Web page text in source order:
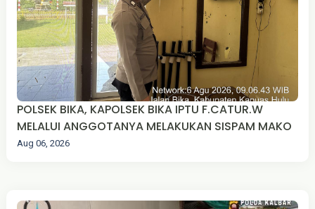
POLSEK BIKA, KAPOLSEK BIKA IPTU F.CATUR.W
MELALUI ANGGOTANYA MELAKUKAN SISPAM MAKO
Aug 06, 2026